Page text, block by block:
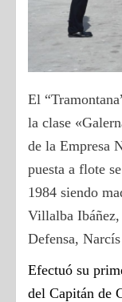
El
la clase
de la Empresa
puesta a flote
1984 siendo
Villalba Ibáñez,
Defensa,
Efectuó su
del Capitán de